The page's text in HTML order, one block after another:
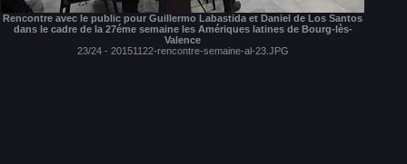
Rencontre avec le public pour Guillermo Labastida et Daniel de Los Santos
dans le cadre de la 27éme semaine les Amériques latines de Bourg-lès-
Valence
23/24 - 20151122-rencontre-semaine-al-23.JPG